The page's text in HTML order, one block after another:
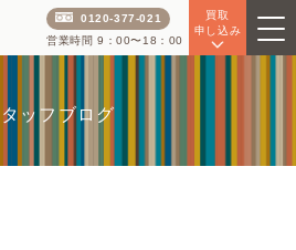
買取
申し込み
0120-377-021
営業時間 9：00〜18：00
ッフブログ